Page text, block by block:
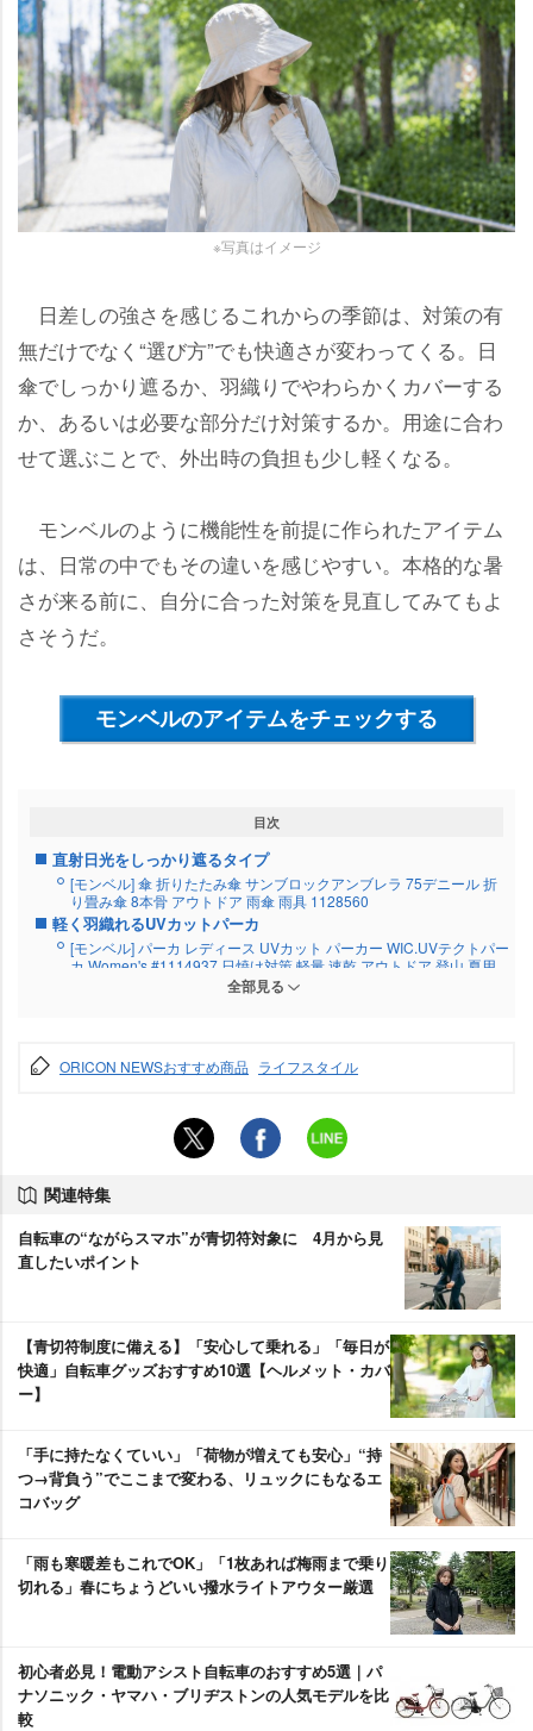
※写真はイメージ
日差しの強さを感じるこれからの季節は、対策の有
無だけでなく“選び方”でも快適さが変わってくる。日
傘でしっかり遮るか、羽織りでやわらかくカバーする
か、あるいは必要な部分だけ対策するか。用途に合わ
せて選ぶことで、外出時の負担も少し軽くなる。
モンベルのように機能性を前提に作られたアイテム
は、日常の中でもその違いを感じやすい。本格的な暑
さが来る前に、自分に合った対策を見直してみてもよ
さそうだ。
モンベルのアイテムをチェックする
目次
直射日光をしっかり遮るタイプ
[モンベル] 傘 折りたたみ傘 サンブロックアンブレラ 75デニール 折
り畳み傘 8本骨 アウトドア 雨傘 雨具 1128560
軽く羽織れるUVカットパーカ
[モンベル] パーカ レディース UVカット パーカー WIC.UVテクトパー
カ Women's #1114937 日焼け対策 軽量 速乾 アウトドア 登山 夏用
日差しとの付き合い方を見直すタイミング
全部見る
ORICON NEWSおすすめ商品 ライフスタイル
関連特集
自転車の“ながらスマホ”が青切符対象に 4月から見
直したいポイント
【青切符制度に備える】「安心して乗れる」「毎日が
快適」自転車グッズおすすめ10選【ヘルメット・カバ
ー】
「手に持たなくていい」「荷物が増えても安心」“持
つ→背負う”でここまで変わる、リュックにもなるエ
コバッグ
「雨も寒暖差もこれでOK」「1枚あれば梅雨まで乗り
切れる」春にちょうどいい撥水ライトアウター厳選
初心者必見！電動アシスト自転車のおすすめ5選｜パ
ナソニック・ヤマハ・ブリヂストンの人気モデルを比
較